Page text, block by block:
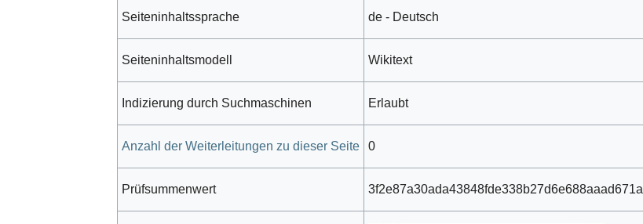
Seiteninhaltssprache de - Deutsch
Seiteninhaltsmodell Wikitext
Indizierung durch Suchmaschinen Erlaubt
Anzahl der Weiterleitungen zu dieser Seite 0
Prüfsummenwert 3f2e87a30ada43848fde338b27d6e688aaad671a